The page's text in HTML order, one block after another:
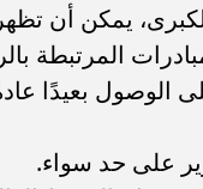
الكبرى، يمكن أن
المرتبطة
الوصول بعيدًا
على حد سواء.